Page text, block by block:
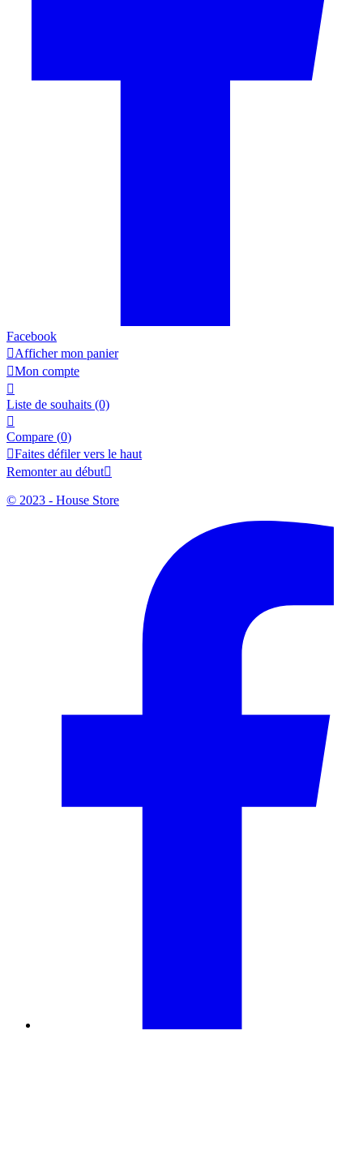
Facebook
Afficher mon panier
Mon compte

Liste de souhaits (0)

Compare (0)
Faites défiler vers le haut
Remonter au début
© 2023 - House Store